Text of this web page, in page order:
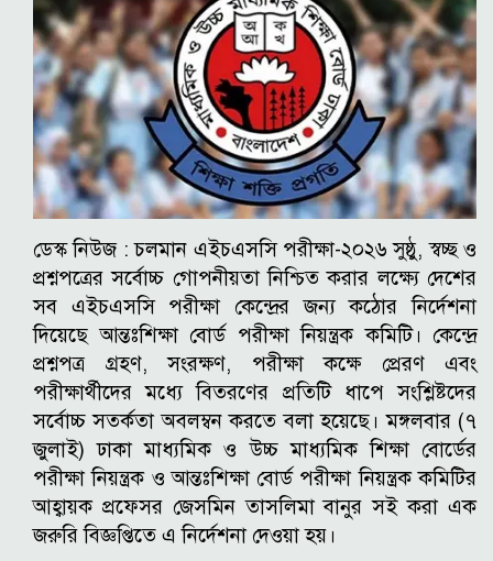
ডেস্ক নিউজ :চলমান এইচএসসি পরীক্ষা-২০২৬ সুষ্ঠু, স্বচ্ছ ও
প্রশ্নপত্রের সর্বোচ্চ গোপনীয়তা নিশ্চিত করার লক্ষ্যে দেশের
সব এইচএসসি পরীক্ষা কেন্দ্রের জন্য কঠোর নির্দেশনা
দিয়েছে আন্তঃশিক্ষা বোর্ড পরীক্ষা নিয়ন্ত্রক কমিটি। কেন্দ্রে
প্রশ্নপত্র গ্রহণ, সংরক্ষণ, পরীক্ষা কক্ষে প্রেরণ এবং
পরীক্ষার্থীদের মধ্যে বিতরণের প্রতিটি ধাপে সংশ্লিষ্টদের
সর্বোচ্চ সতর্কতা অবলম্বন করতে বলা হয়েছে।মঙ্গলবার (৭
জুলাই) ঢাকা মাধ্যমিক ও উচ্চ মাধ্যমিক শিক্ষা বোর্ডের
পরীক্ষা নিয়ন্ত্রক ও আন্তঃশিক্ষা বোর্ড পরীক্ষা নিয়ন্ত্রক কমিটির
আহ্বায়ক প্রফেসর জেসমিন তাসলিমা বানুর সই করা এক
জরুরি বিজ্ঞপ্তিতে এ নির্দেশনা দেওয়া হয়।